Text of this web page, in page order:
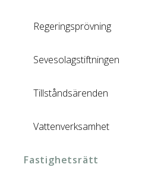
Regeringsprövning
Sevesolagstiftningen
Tillståndsärenden
Vattenverksamhet
Fastighetsrätt